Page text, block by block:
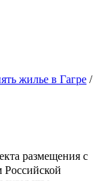
жилье в Гагре /
размещения с
Российской